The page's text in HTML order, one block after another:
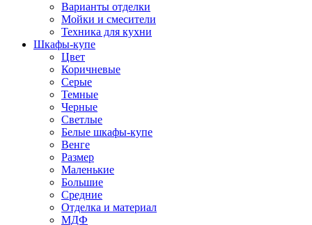
Варианты отделки
Мойки и смесители
Техника для кухни
Шкафы-купе
Цвет
Коричневые
Серые
Темные
Черные
Светлые
Белые шкафы-купе
Венге
Размер
Маленькие
Большие
Средние
Отделка и материал
МДФ